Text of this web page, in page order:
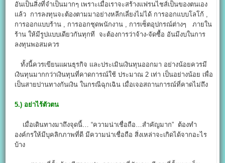
อันเป็นสิ่งที่จำเป็นมากๆ เพราะเมื่อเราจะสร้างแฟรนไชส์เป็นของตนเอง
แล้ว การลงทุนจะต้องตามมาอย่างหลีกเลี่ยงไม่ได้ การออกแบบโลโก้ ,
การออกแบบร้าน , การออกชุดพนักงาน , การเซ็ตอุปกรณ์ต่างๆ ภายใน
ร้าน ให้มีรูปแบบเดียวกันทุกที จะต้องการว่าจ้าง-จัดซื้อ อันมีงบในการ
ลงทุนพอสมควร
ทั้งนี้ควรเขียนแผนธุรกิจ และประเมินเงินทุนออกมา อย่างน้อยควรมี
เงินทุนมากกว่าเงินทุนที่คาดการณ์ใช้ ประมาณ 2 เท่า เป็นอย่างน้อย เพื่อ
เป็นสายปานทางกันเงิน ในกรณีฉุกเฉิน เมื่อเจอสถานการณ์ที่คาดไม่ถึง
5.) อย่าไร้ตัวตน
เมื่อเดินทางมาถึงจุดนี้… “ความน่าเชื่อถือ…สำคัญมาก” ต้องทำ
องค์กรให้มีบุคลิกภาพที่ดี มีความน่าเชื่อถือ สิ่งเหล่าจะเกิดได้จากอะไร
บ้าง